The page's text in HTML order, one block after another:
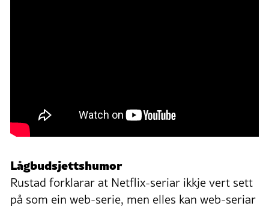
Lågbudsjettshumor
Rustad forklarar at Netflix-seriar ikkje vert sett
på som ein web-serie, men elles kan web-seriar